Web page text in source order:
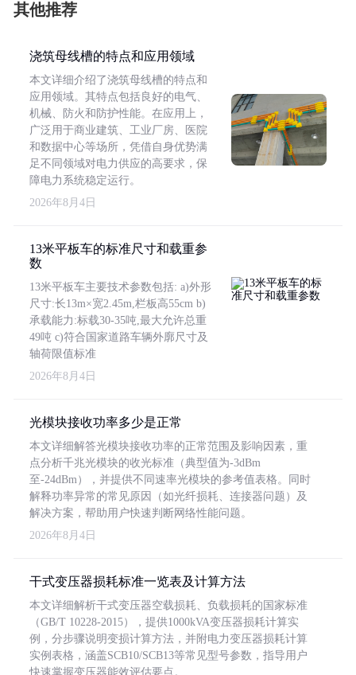
其他推荐
浇筑母线槽的特点和应用领域
本文详细介绍了浇筑母线槽的特点和
应用领域。其特点包括良好的电气、
机械、防火和防护性能。在应用上，
广泛用于商业建筑、工业厂房、医院
和数据中心等场所，凭借自身优势满
足不同领域对电力供应的高要求，保
障电力系统稳定运行。
2026年8月4日
13米平板车的标准尺寸和载重参
数
13米平板车主要技术参数包括: a)外形
尺寸:长13m×宽2.45m,栏板高55cm b)
承载能力:标载30-35吨,最大允许总重
49吨 c)符合国家道路车辆外廓尺寸及
轴荷限值标准
2026年8月4日
光模块接收功率多少是正常
本文详细解答光模块接收功率的正常范围及影响因素，重
点分析千兆光模块的收光标准（典型值为-3dBm
至-24dBm），并提供不同速率光模块的参考值表格。同时
解释功率异常的常见原因（如光纤损耗、连接器问题）及
解决方案，帮助用户快速判断网络性能问题。
2026年8月4日
干式变压器损耗标准一览表及计算方法
本文详细解析干式变压器空载损耗、负载损耗的国家标准
（GB/T 10228-2015），提供1000kVA变压器损耗计算实
例，分步骤说明变损计算方法，并附电力变压器损耗计算
实例表格，涵盖SCB10/SCB13等常见型号参数，指导用户
快速掌握变压器能效评估要点。